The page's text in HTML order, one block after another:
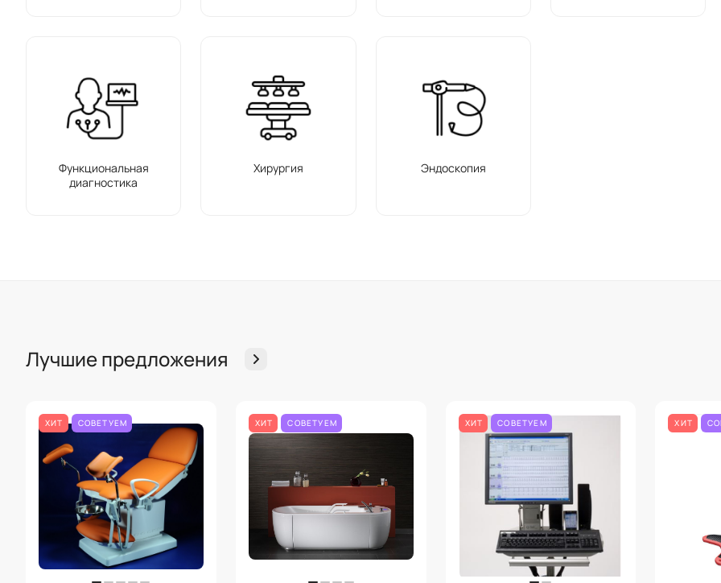
Функциональная
диагностика
Хирургия Эндоскопия
Лучшие предложения
ХИТ СОВЕТУЕМ ХИТ СОВЕТУЕМ ХИТ СОВЕТУЕМ ХИТ